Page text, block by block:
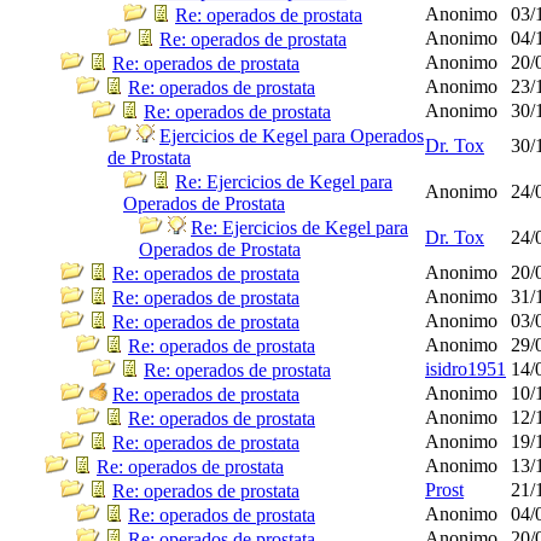
Re: operados de prostata
Anonimo
03/
Re: operados de prostata
Anonimo
04/
Re: operados de prostata
Anonimo
20/
Re: operados de prostata
Anonimo
23/
Re: operados de prostata
Anonimo
30/
Ejercicios de Kegel para Operados
de Prostata
Dr. Tox
30/
Re: Ejercicios de Kegel para
Operados de Prostata
Anonimo
24/
Re: Ejercicios de Kegel para
Operados de Prostata
Dr. Tox
24/
Re: operados de prostata
Anonimo
20/
Re: operados de prostata
Anonimo
31/
Re: operados de prostata
Anonimo
03/
Re: operados de prostata
Anonimo
29/
Re: operados de prostata
isidro1951 14/
Re: operados de prostata
Anonimo
10/
Re: operados de prostata
Anonimo
12/
Re: operados de prostata
Anonimo
19/
Re: operados de prostata
Anonimo
13/
Re: operados de prostata
Prost
21/
Re: operados de prostata
Anonimo
04/